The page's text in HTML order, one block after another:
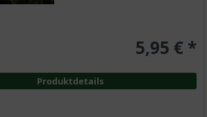
5,95 € *
Produktdetails